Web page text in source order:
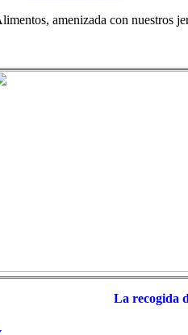
amenizada con nuestros
La recogida